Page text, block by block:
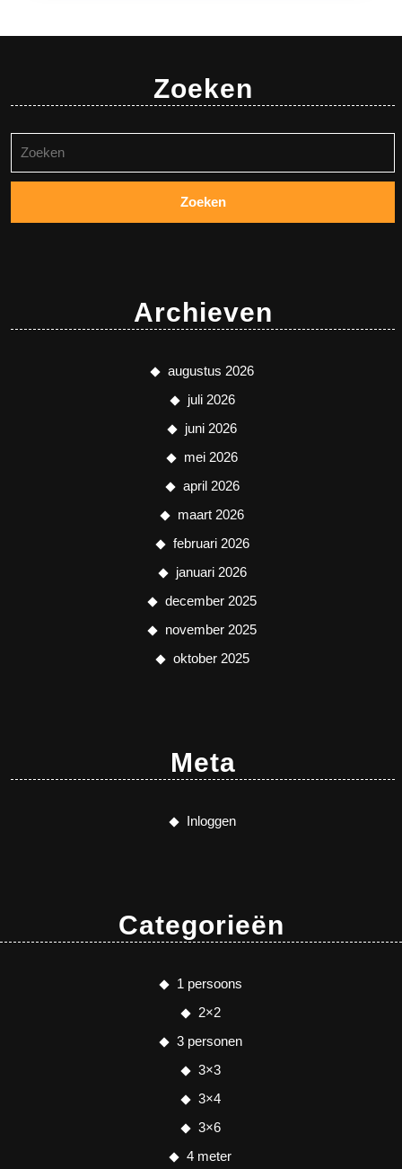
Zoeken
naar:
Archieven
augustus 2026
juli 2026
juni 2026
mei 2026
april 2026
maart 2026
februari 2026
januari 2026
december 2025
november 2025
oktober 2025
Meta
Inloggen
Categorieën
1 persoons
2×2
3 personen
3×3
3×4
3×6
4 meter